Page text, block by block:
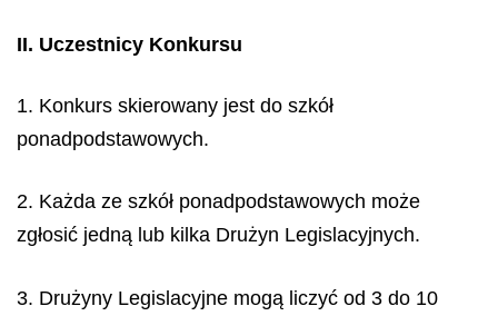
II. Uczestnicy Konkursu
1. Konkurs skierowany jest do szkół
ponadpodstawowych.
2. Każda ze szkół ponadpodstawowych może
zgłosić jedną lub kilka Drużyn Legislacyjnych.
3. Drużyny Legislacyjne mogą liczyć od 3 do 10